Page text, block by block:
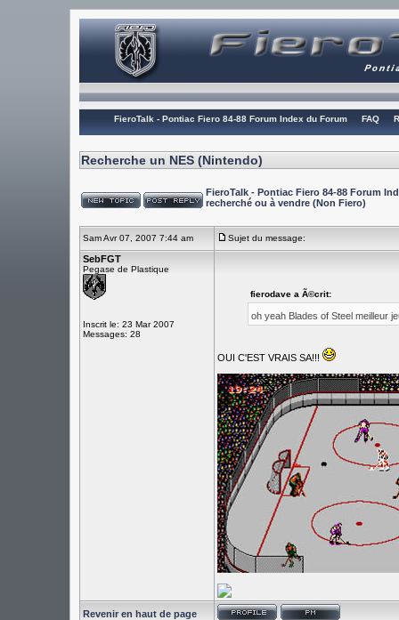
FieroTalk - Pontiac Fiero 84-88 Forum Index du Forum FAQ
Recherche un NES (Nintendo)
FieroTalk - Pontiac Fiero 84-88 Forum
recherché ou à vendre (Non Fiero)
Sam Avr 07, 2007 7:44 am Sujet du message:
SebFGT
Pegase de Plastique
Inscrit le: 23 Mar 2007
Messages: 28
fierodave a Ã©crit:
oh yeah Blades of Steel meilleur
OUI C'EST VRAIS SA!!!
Revenir en haut de page